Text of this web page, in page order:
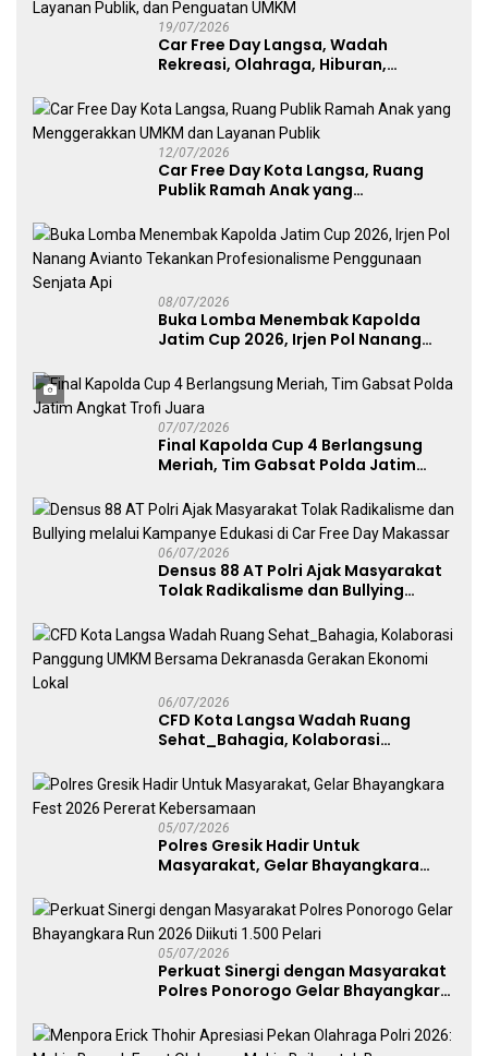
19/07/2026
Car Free Day Langsa, Wadah
Rekreasi, Olahraga, Hiburan,
UMKM
12/07/2026
Car Free Day Kota Langsa, Ruang
Publik Ramah Anak yang
Publik
08/07/2026
Buka Lomba Menembak Kapolda
Jatim Cup 2026, Irjen Pol Nanang
Penggunaan Senjata Api
07/07/2026
Final Kapolda Cup 4 Berlangsung
Meriah, Tim Gabsat Polda Jatim
06/07/2026
Densus 88 AT Polri Ajak Masyarakat
Tolak Radikalisme dan Bullying
Free Day Makassar
06/07/2026
CFD Kota Langsa Wadah Ruang
Sehat_Bahagia, Kolaborasi
Dekranasda Gerakan Ekonomi Lokal
05/07/2026
Polres Gresik Hadir Untuk
Masyarakat, Gelar Bhayangkara
05/07/2026
Perkuat Sinergi dengan Masyarakat
Polres Ponorogo Gelar Bhayangkara